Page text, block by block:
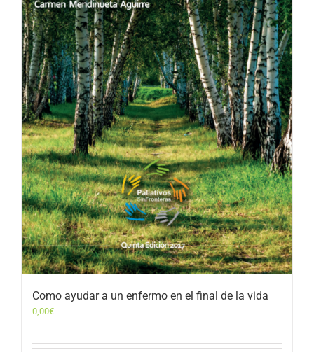
Como ayudar a un enfermo en el final de la vida
0,00€